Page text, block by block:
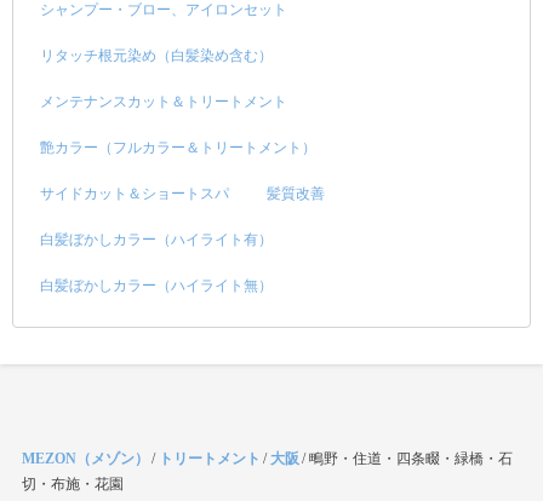
シャンプー・ブロー、アイロンセット
リタッチ根元染め（白髪染め含む）
メンテナンスカット＆トリートメント
艶カラー（フルカラー＆トリートメント）
サイドカット＆ショートスパ 髪質改善
白髪ぼかしカラー（ハイライト有）
白髪ぼかしカラー（ハイライト無）
MEZON（メゾン） / トリートメント /大阪 /鴫野・住道・四条畷・緑橋・石
切・布施・花園